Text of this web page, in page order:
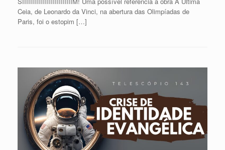
Ceia, de Leonardo da Vinci, na abertura das Olimpíadas de
Paris, foi o estopim […]